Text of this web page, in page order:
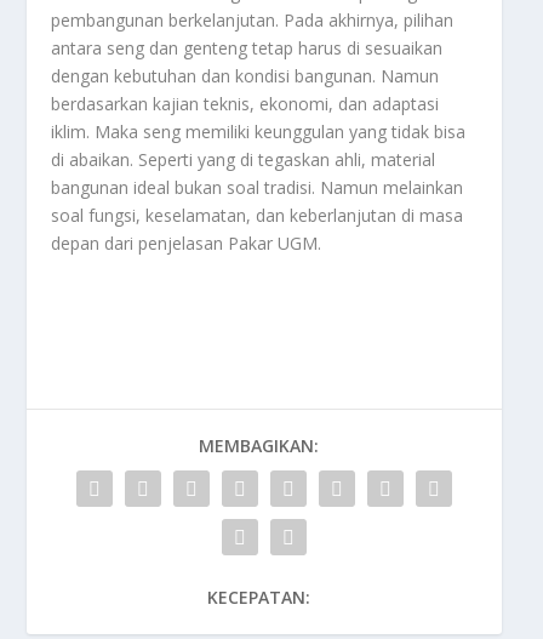
pembangunan berkelanjutan. Pada akhirnya, pilihan
antara seng dan genteng tetap harus di sesuaikan
dengan kebutuhan dan kondisi bangunan. Namun
berdasarkan kajian teknis, ekonomi, dan adaptasi
iklim. Maka seng memiliki keunggulan yang tidak bisa
di abaikan. Seperti yang di tegaskan ahli, material
bangunan ideal bukan soal tradisi. Namun melainkan
soal fungsi, keselamatan, dan keberlanjutan di masa
depan dari penjelasan Pakar UGM.
MEMBAGIKAN:
KECEPATAN: